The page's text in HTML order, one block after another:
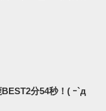
分54秒！( ｰ`д